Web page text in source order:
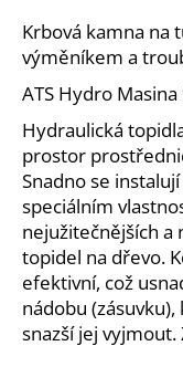
Krbová kamna na
výměníkem a
ATS Hydro
Hydraulická
prostor
Snadno se
speciálním
nejužitečnějších a
topidel na dřevo.
efektivní, což
nádobu
snazší jej
D
o
p
o
r
u
č
u
j
e
m